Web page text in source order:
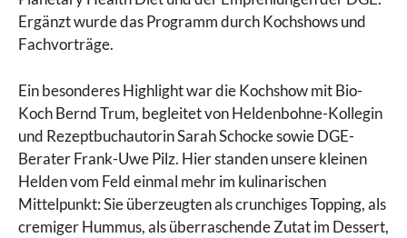
Ergänzt wurde das Programm durch Kochshows und
Fachvorträge.
Ein besonderes Highlight war die Kochshow mit Bio-
Koch Bernd Trum, begleitet von Heldenbohne-Kollegin
und Rezeptbuchautorin Sarah Schocke sowie DGE-
Berater Frank-Uwe Pilz. Hier standen unsere kleinen
Helden vom Feld einmal mehr im kulinarischen
Mittelpunkt: Sie überzeugten als crunchiges Topping, als
cremiger Hummus, als überraschende Zutat im Dessert,